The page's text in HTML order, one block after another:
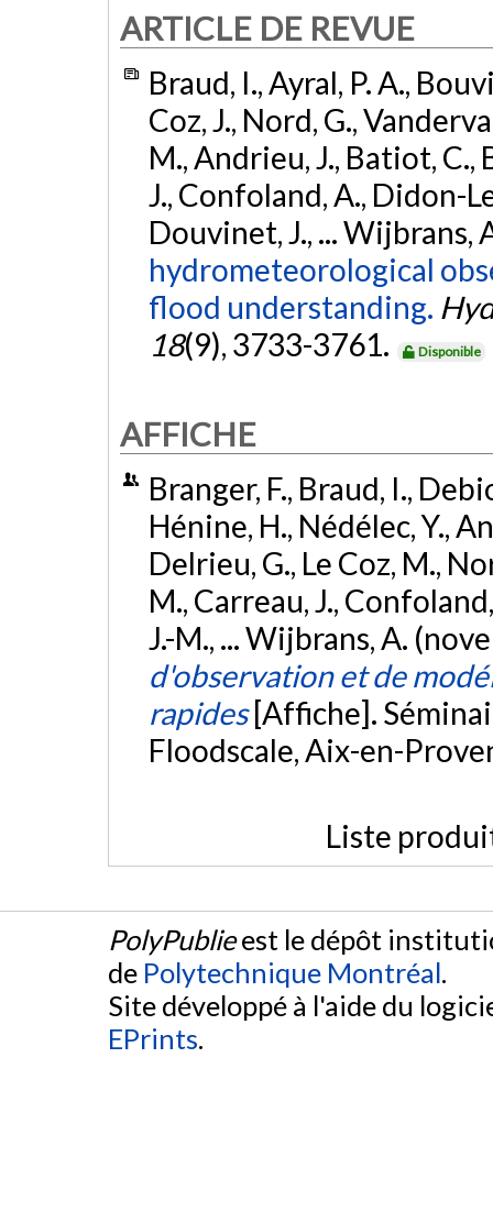
ARTICLE DE REVUE
Braud, I., Ayral, P. A.,
Coz, J., Nord, G.,
M., Andrieu, J., Batiot, C.,
J., Confoland, A., Didon-
Douvinet, J., ... Wijbrans,
hydrometeorological
flood understanding.
18(9), 3733-3761. Disponible
AFFICHE
Branger, F., Braud, I.,
Hénine, H., Nédélec, Y.,
Delrieu, G., Le Coz, M.,
M., Carreau, J.,
J.-M., ... Wijbrans, A.
d'observation et de
rapides [Affiche].
Floodscale, Aix-en-
Liste
PolyPublieest le dépôt
de Polytechnique Montréal.
Site développé à l'aide du
EPrints.